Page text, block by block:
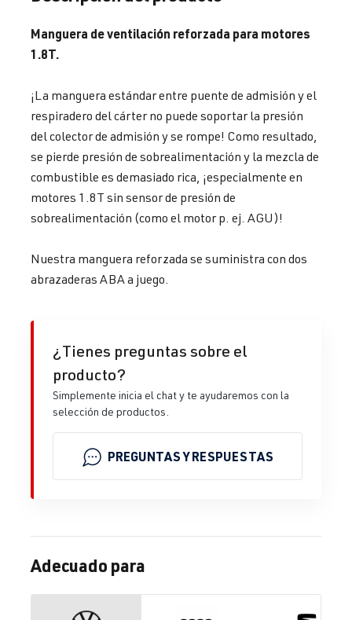
Manguera de ventilación reforzada para motores
1.8T.
¡La manguera estándar entre puente de admisión y el
respiradero del cárter no puede soportar la presión
del colector de admisión y se rompe! Como resultado,
se pierde presión de sobrealimentación y la mezcla de
combustible es demasiado rica, ¡especialmente en
motores 1.8T sin sensor de presión de
sobrealimentación (como el motor p. ej. AGU)!
Nuestra manguera reforzada se suministra con dos
abrazaderas ABA a juego.
¿Tienes preguntas sobre el
producto?
Simplemente inicia el chat y te ayudaremos con la
selección de productos.
PREGUNTAS Y RESPUESTAS
Adecuado para